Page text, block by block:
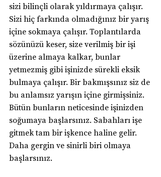
sizi bilinçli olarak yıldırmaya çalışır.
Sizi hiç farkında olmadığınız bir yarış
içine sokmaya çalışır. Toplantılarda
sözünüzü keser, size verilmiş bir işi
üzerine almaya kalkar, bunlar
yetmezmiş gibi işinizde sürekli eksik
bulmaya çalışır. Bir bakmışsınız siz de
bu anlamsız yarışın içine girmişsiniz.
Bütün bunların neticesinde işinizden
soğumaya başlarsınız. Sabahları işe
gitmek tam bir işkence haline gelir.
Daha gergin ve sinirli biri olmaya
başlarsınız.